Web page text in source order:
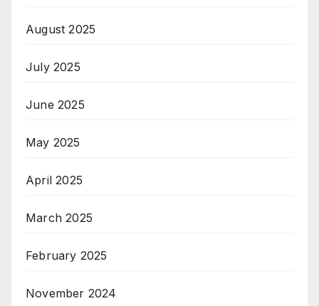
August 2025
July 2025
June 2025
May 2025
April 2025
March 2025
February 2025
November 2024